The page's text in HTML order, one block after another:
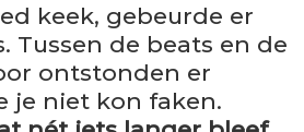
keek, gebeurde er
Tussen de beats en de
ontstonden er
je niet kon faken.